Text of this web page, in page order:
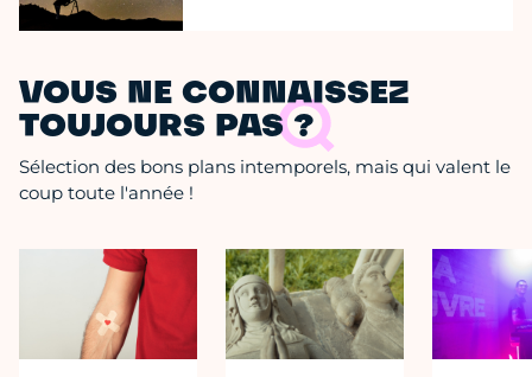
VOUS NE CONNAISSEZ
TOUJOURS PAS ?
Sélection des bons plans intemporels, mais qui valent le
coup toute l'année !